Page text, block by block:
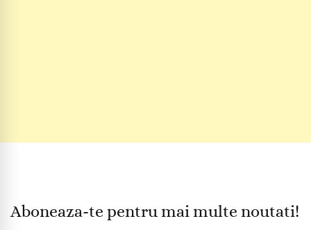
Aboneaza-te pentru mai multe noutati!